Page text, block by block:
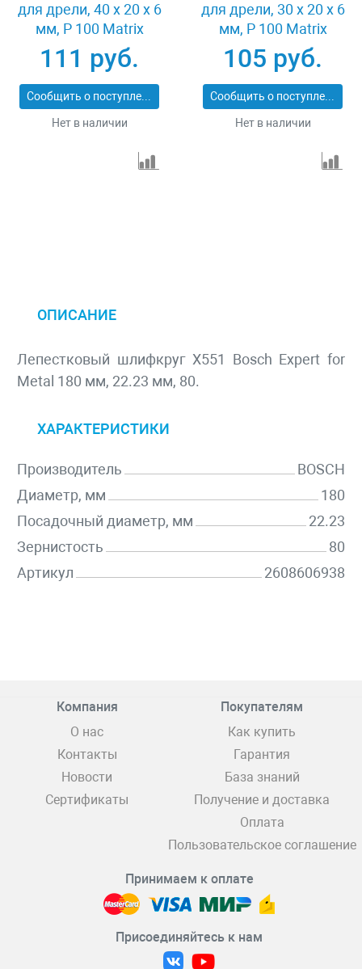
для дрели, 40 х 20 х 6
мм, P 100 Matrix
74168
111 руб.
Сообщить о поступлении
Нет в наличии
для дрели, 30 х 20 х 6
мм, P 100 Matrix
74161
105 руб.
Сообщить о поступлении
Нет в наличии
ОПИСАНИЕ
Лепестковый шлифкруг X551 Bosch Expert for
Metal 180 мм, 22.23 мм, 80.
ХАРАКТЕРИСТИКИ
Производитель
BOSCH
Диаметр, мм
180
Посадочный диаметр, мм
22.23
Зернистость
80
Артикул
2608606938
Компания
О нас
Контакты
Новости
Сертификаты
Покупателям
Как купить
Гарантия
База знаний
Получение и доставка
Оплата
Пользовательское соглашение
Принимаем к оплате
Присоединяйтесь к нам